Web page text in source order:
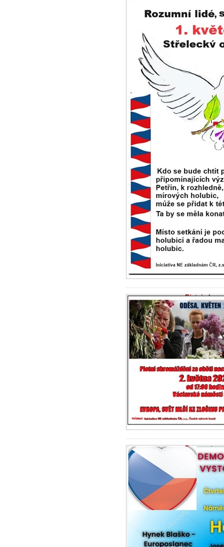
...
Pietni
které se
hodin
23.4.2024 -
Zločiny
pietu k
kteří...
4.4.2024 -
Den 12.3. by
měli chodit ve
byl...